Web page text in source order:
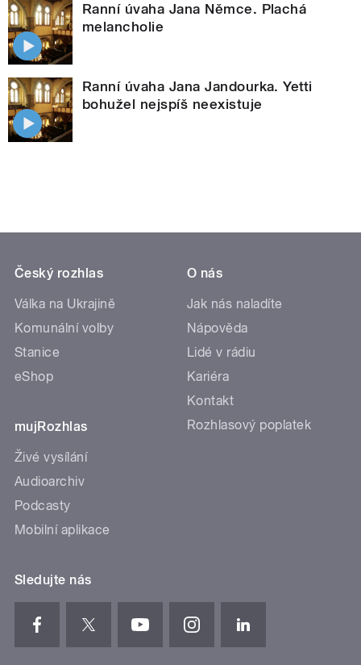
Ranní úvaha Jana Němce. Plachá
melancholie
Ranní úvaha Jana Jandourka. Yetti
bohužel nejspíš neexistuje
Český rozhlas
Válka na Ukrajině
Komunální volby
Stanice
eShop
mujRozhlas
Živé vysílání
Audioarchiv
Podcasty
Mobilní aplikace
O nás
Jak nás naladíte
Nápověda
Lidé v rádiu
Kariéra
Kontakt
Rozhlasový poplatek
Sledujte nás